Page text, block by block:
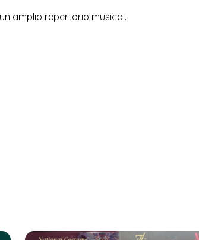
amplio repertorio musical.